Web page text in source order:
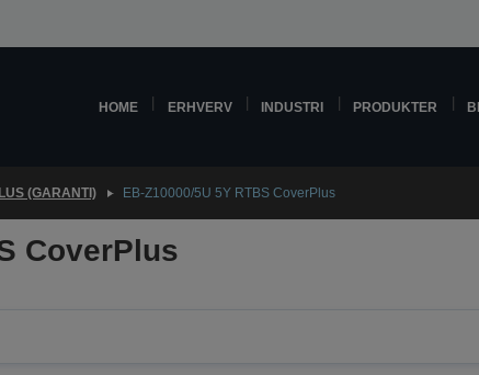
HOME ERHVERV INDUSTRI PRODUKTER
(GARANTI) EB-Z10000/5U 5Y RTBS CoverPlus
CoverPlus